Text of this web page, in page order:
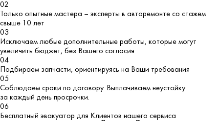
02
Только опытные мастера – эксперты в авторемонте со стажем
свыше 10 лет
03
Исключаем любые дополнительные работы, которые могут
увеличить бюджет, без Вашего согласия
04
Подбираем запчасти, ориентируясь на Ваши требования
05
Соблюдаем сроки по договору. Выплачиваем неустойку
за каждый день просрочки.
06
Бесплатный эвакуатор для Клиентов нашего сервиса